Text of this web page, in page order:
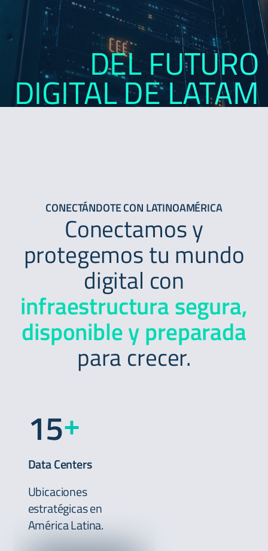
DEL FUTURO
DIGITAL DE LATAM
CONECTÁNDOTE CON LATINOAMÉRICA
Conectamos y
protegemos tu mundo
digital con
infraestructura segura,
disponible y preparada
para crecer.
15+
Data Centers
Ubicaciones
estratégicas en
América Latina.